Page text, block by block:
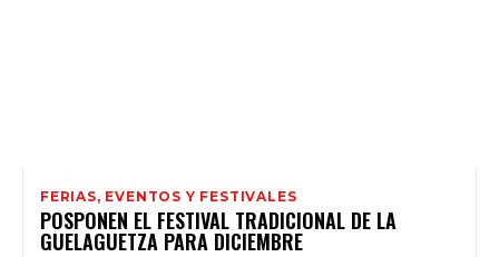
FERIAS, EVENTOS Y FESTIVALES
POSPONEN EL FESTIVAL TRADICIONAL DE LA
GUELAGUETZA PARA DICIEMBRE